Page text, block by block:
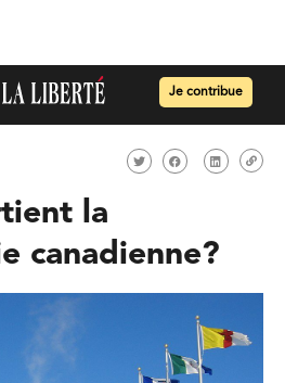
Je contribue
la
canadienne?